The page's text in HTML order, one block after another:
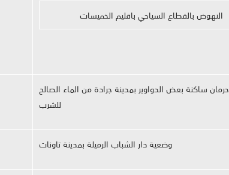
النهوض بالقطاع السياحي باقليم الخميسات
حرمان ساكنة بعض الدواوير بمدينة جرادة من الماء الصالح
للشرب
وضعية دار الشباب الرميلة بمدينة تاونات